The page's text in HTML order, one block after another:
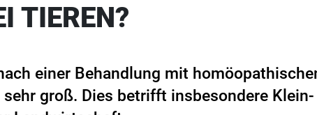
TIEREN?
einer Behandlung mit
sehr groß. Dies betrifft insbesondere